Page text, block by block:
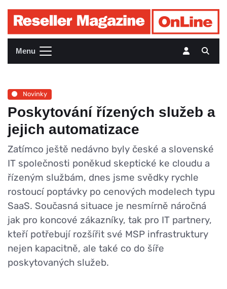
Menu
Novinky
Poskytování řízených služeb a
jejich automatizace
Zatímco ještě nedávno byly české a slovenské
IT společnosti poněkud skeptické ke cloudu a
řízeným službám, dnes jsme svědky rychle
rostoucí poptávky po cenových modelech typu
SaaS. Současná situace je nesmírně náročná
jak pro koncové zákazníky, tak pro IT partnery,
kteří potřebují rozšířit své MSP infrastruktury
nejen kapacitně, ale také co do šíře
poskytovaných služeb.